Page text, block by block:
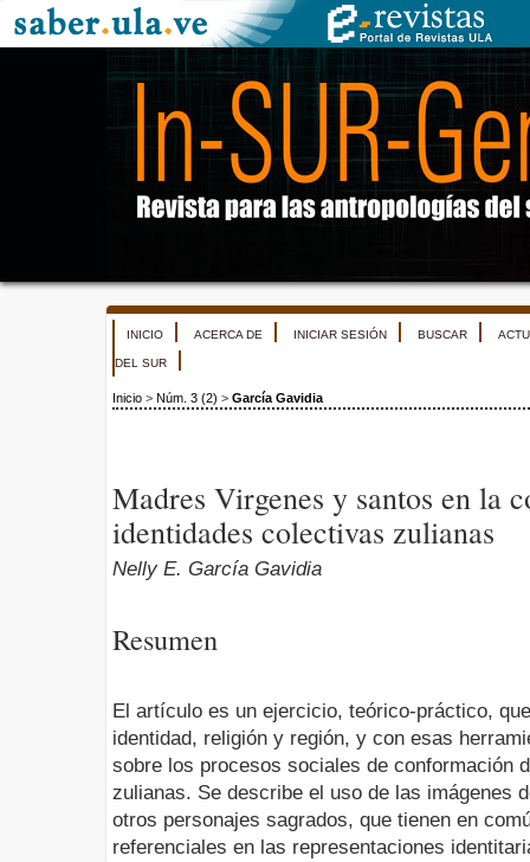
INICIO ACERCA DE INICIAR SESIÓN BUSCAR
DEL SUR
Inicio > Núm. 3 (2) > García Gavidia
Madres Virgenes y santos en la
identidades colectivas zulianas
Nelly E. García Gavidia
Resumen
El artículo es un ejercicio, teórico-práctico,
identidad, religión y región, y con esas
sobre los procesos sociales de conformación
zulianas. Se describe el uso de las imágenes
otros personajes sagrados, que tienen en
referenciales en las representaciones